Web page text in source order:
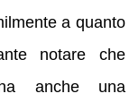
a quanto
notare che
ha anche una